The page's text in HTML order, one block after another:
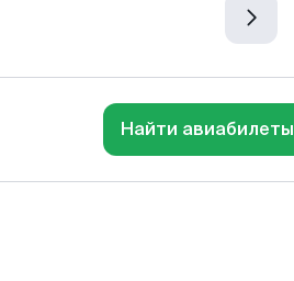
Найти авиабилеты